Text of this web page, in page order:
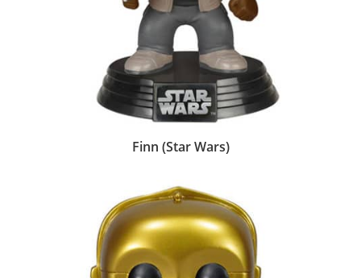
Finn (Star Wars)